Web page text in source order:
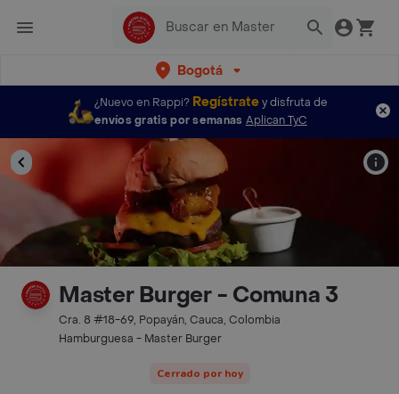
Bogotá
¿Nuevo en Rappi? Regístratey disfruta de
envíos gratis por semanas Aplican TyC
Master Burger - Comuna 3
Cra. 8 #18-69, Popayán, Cauca, Colombia
Hamburguesa - Master Burger
Cerrado por hoy